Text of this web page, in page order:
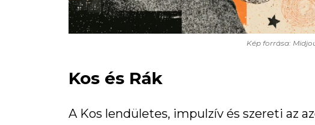
Kép forrása:
Kos és Rák
A Kos lendületes, impulzív és szereti az